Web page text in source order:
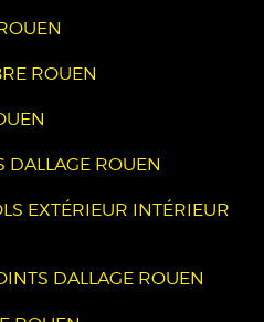
ROUEN
DALLAGE ROUEN
EXTÉRIEUR INTÉRIEUR
DALLAGE ROUEN